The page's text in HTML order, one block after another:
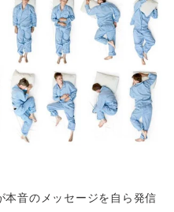
音のメッセージを自ら発信